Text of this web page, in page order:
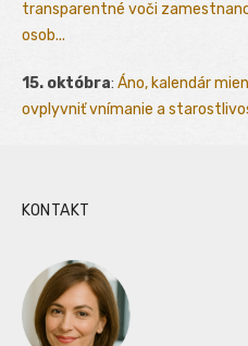
transparentné voči
osob...
15. októbra: Áno, kalendár
ovplyvniť vnímanie a
KONTAKT